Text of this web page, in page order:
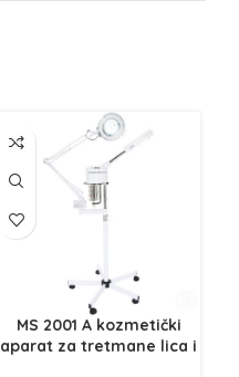
MS 2001 A kozmetički
aparat za tretmane lica i